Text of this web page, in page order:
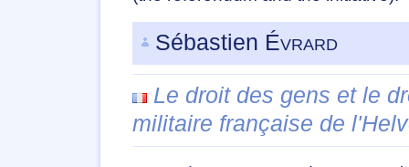
Sébastien Évrard
Le droit des gens et le
militaire française de